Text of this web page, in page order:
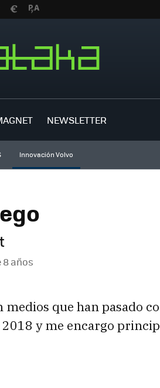
NEWSLETTER
Innovación Volvo
8 años
medios que han pasado
y me encargo